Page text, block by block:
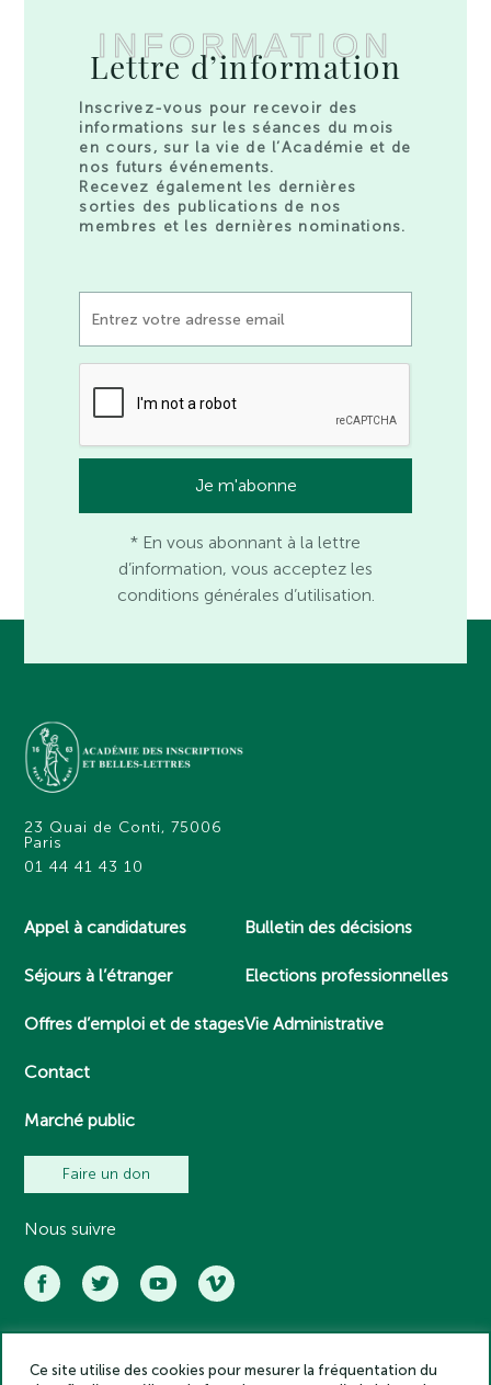
INFORMATION
Lettre d’information
Inscrivez-vous pour recevoir des
informations sur les séances du mois
en cours, sur la vie de l’Académie et de
nos futurs événements.
Recevez également les dernières
sorties des publications de nos
membres et les dernières nominations.
* En vous abonnant à la lettre
d’information, vous acceptez les
conditions générales d’utilisation.
23 Quai de Conti, 75006
Paris
01 44 41 43 10
Appel à candidatures
Séjours à l’étranger
Offres d’emploi et de stages
Contact
Marché public
Bulletin des décisions
Elections professionnelles
Vie Administrative
Faire un don
Nous suivre
Ce site utilise des cookies pour mesurer la fréquentation du